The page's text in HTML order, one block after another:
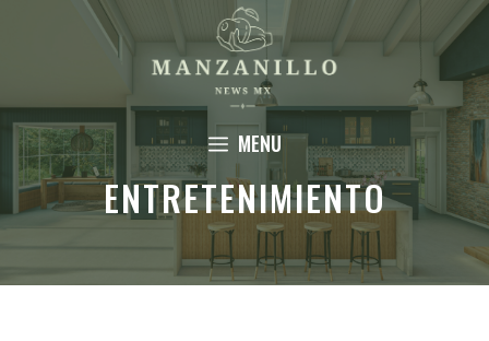
MENU
ENTRETENIMIENTO